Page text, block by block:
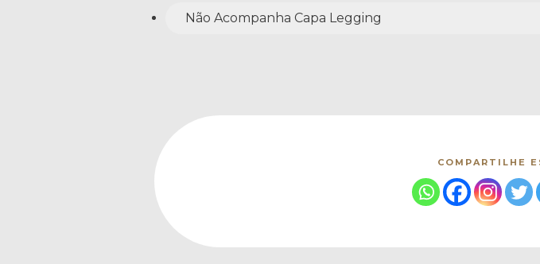
Não Acompanha Capa Legging
COMPARTILHE